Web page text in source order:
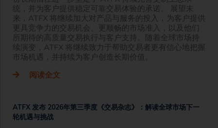
统，并为客户提供稳定可靠交易体验的承诺。 展望未
来，ATFX 将继续加大对产品与服务的投入，为客户提供
更具竞争力的交易机会、更顺畅的市场准入，以及他们
所期待的高质量交易执行与客户支持。随着全球市场持
续演变，ATFX 将继续致力于帮助交易者更有信心地把握
市场机遇，并持续为客户创造长期价值。
阅读全文
ATFX 发布 2026年第三季度《交易杂志》：解读全球市场下一
轮机遇与挑战